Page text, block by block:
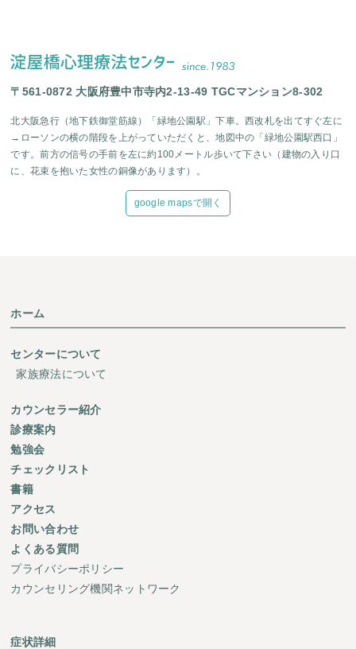
〒561-0872 大阪府豊中市寺内2-13-49 TGCマンション8-302
北大阪急行（地下鉄御堂筋線）「緑地公園駅」下車。西改札を出てすぐ左に
→ローソンの横の階段を上がっていただくと、地図中の「緑地公園駅西口」
です。前方の信号の手前を左に約100メートル歩いて下さい（建物の入り口
に、花束を抱いた女性の銅像があります）。
google mapsで開く
ホーム
センターについて
家族療法について
カウンセラー紹介
診療案内
勉強会
チェックリスト
書籍
アクセス
お問い合わせ
よくある質問
プライバシーポリシー
カウンセリング機関ネットワーク
症状詳細